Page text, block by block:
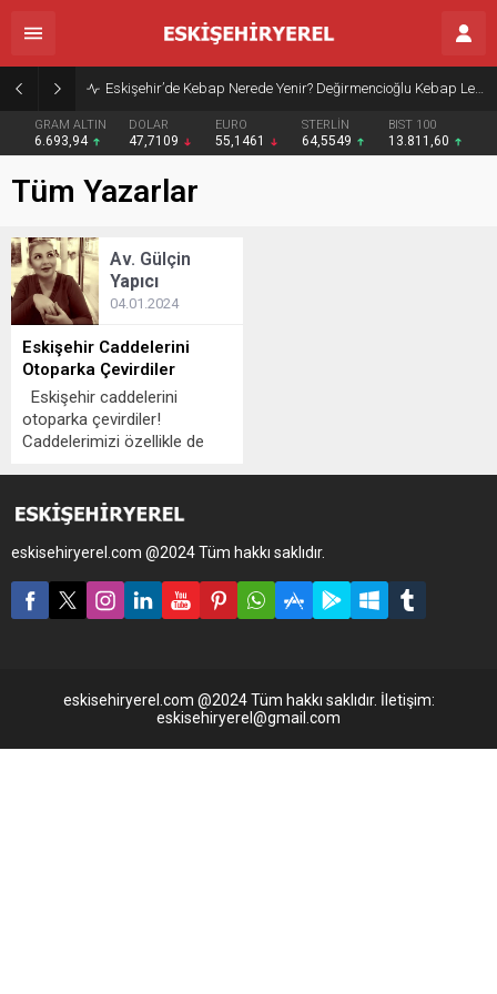
Eskişehir’de Kebap Nerede Yenir? Değirmencioğlu Kebap Lezzetiyle Öne Çıkıyor
GRAM ALTIN
6.693,94
DOLAR
47,7109
EURO
55,1461
STERLİN
64,5549
BIST 100
13.811,60
Tüm Yazarlar
Av. Gülçin
Yapıcı
04.01.2024
Eskişehir Caddelerini
Otoparka Çevirdiler
Eskişehir caddelerini
otoparka çevirdiler!
Caddelerimizi özellikle de
sürücüler hem trafik
sıkışıklığına sebebiyet veriyor
hem de yaya geçişini
caddelerinde sıradanlaşan
bu görüntü, alışamadığımız
eskisehiryerel.com @2024 Tüm hakkı saklıdır.
eskisehiryerel.com @2024 Tüm hakkı saklıdır. İletişim:
eskisehiryerel@gmail.com